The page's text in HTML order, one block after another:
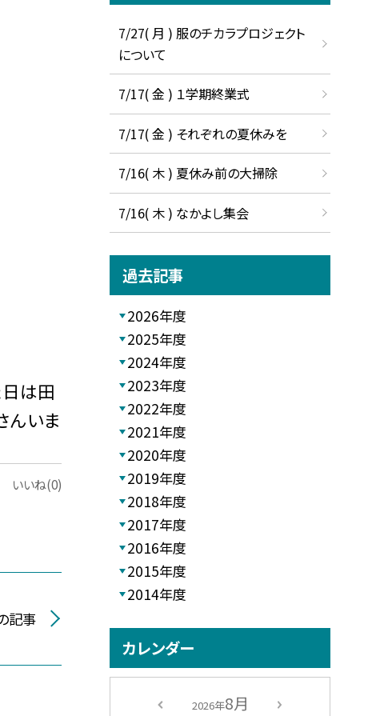
は田
んいま
いいね(0)
記事
7/27( 月 ) 服のチカラプロジェクト
について
7/17( 金 ) １学期終業式
7/17( 金 ) それぞれの夏休みを
7/16( 木 ) 夏休み前の大掃除
7/16( 木 ) なかよし集会
過去記事
2026年度
2025年度
2024年度
2023年度
2022年度
2021年度
2020年度
2019年度
2018年度
2017年度
2016年度
2015年度
2014年度
カレンダー
2026年8月